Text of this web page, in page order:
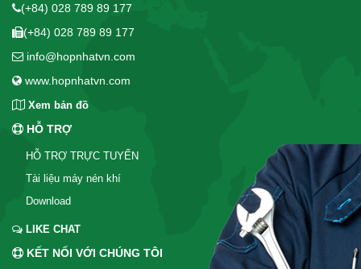
(+84) 028 789 89 177
(+84) 028 789 89 177
info@hopnhatvn.com
www.hopnhatvn.com
Xem bản đồ
HỖ TRỢ
HỖ TRỢ TRỰC TUYẾN
Tài liệu máy nén khí
Download
LIKE CHAT
KẾT NỐI VỚI CHÚNG TÔI